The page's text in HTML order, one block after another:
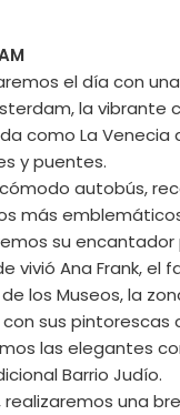
el día con
la vibrante
como La Venecia
y puentes.
autobús,
más
su encantador
vivió Ana Frank, el
los Museos, la
sus pintorescas
las elegantes
Barrio Judío.
una